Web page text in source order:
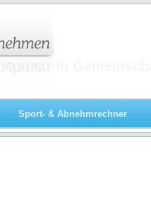
Sport- & Abnehmrechner